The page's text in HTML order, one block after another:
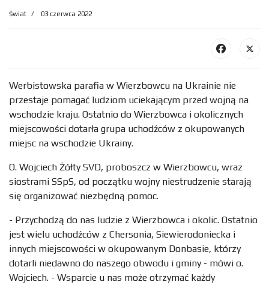
Świat 03 czerwca 2022
Werbistowska parafia w Wierzbowcu na Ukrainie nie
przestaje pomagać ludziom uciekającym przed wojną na
wschodzie kraju. Ostatnio do Wierzbowca i okolicznych
miejscowości dotarła grupa uchodźców z okupowanych
miejsc na wschodzie Ukrainy.
O. Wojciech Żółty SVD, proboszcz w Wierzbowcu, wraz
siostrami SSpS, od początku wojny niestrudzenie starają
się organizować niezbędną pomoc.
- Przychodzą do nas ludzie z Wierzbowca i okolic. Ostatnio
jest wielu uchodźców z Chersonia, Siewierodoniecka i
innych miejscowości w okupowanym Donbasie, którzy
dotarli niedawno do naszego obwodu i gminy - mówi o.
Wojciech. - Wsparcie u nas może otrzymać każdy